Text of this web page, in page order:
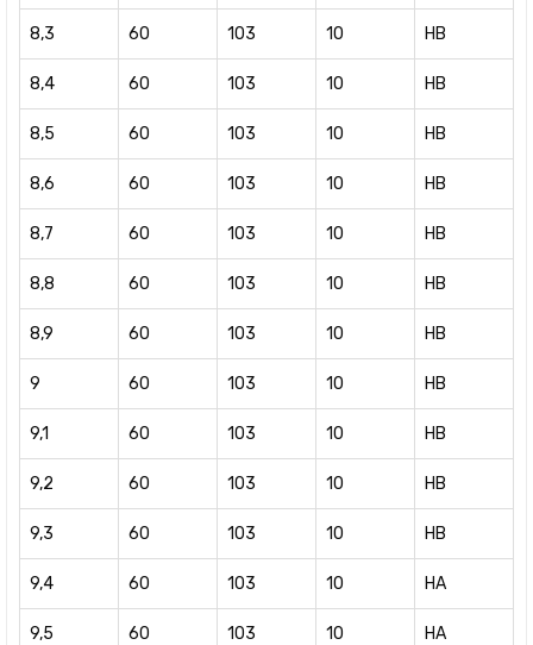
8,3 60 103 10 HB
8,4 60 103 10 HB
8,5 60 103 10 HB
8,6 60 103 10 HB
8,7 60 103 10 HB
8,8 60 103 10 HB
8,9 60 103 10 HB
9 60 103 10 HB
9,1 60 103 10 HB
9,2 60 103 10 HB
9,3 60 103 10 HB
9,4 60 103 10 HA
9,5 60 103 10 HA